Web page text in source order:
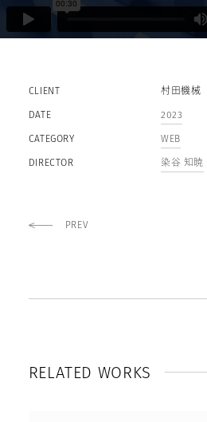
CLIENT 村田機械
DATE 2023
CATEGORY WEB
DIRECTOR 染谷 知暁
PREV
RELA T ED WO R KS